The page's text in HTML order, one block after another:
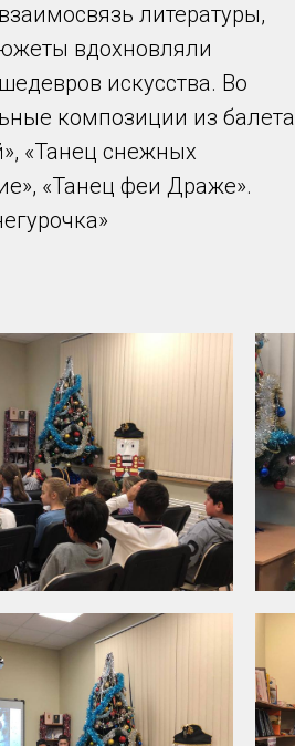
литературы,
вдохновляли
искусства. Во
композиции из балета
«Танец снежных
«Танец феи Драже».